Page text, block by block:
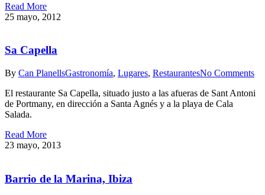
Read More
25 mayo, 2012
Sa Capella
By Can PlanellsGastronomía, Lugares, RestaurantesNo Comments
El restaurante Sa Capella, situado justo a las afueras de Sant Antoni
de Portmany, en dirección a Santa Agnés y a la playa de Cala
Salada.
Read More
23 mayo, 2013
Barrio de la Marina, Ibiza